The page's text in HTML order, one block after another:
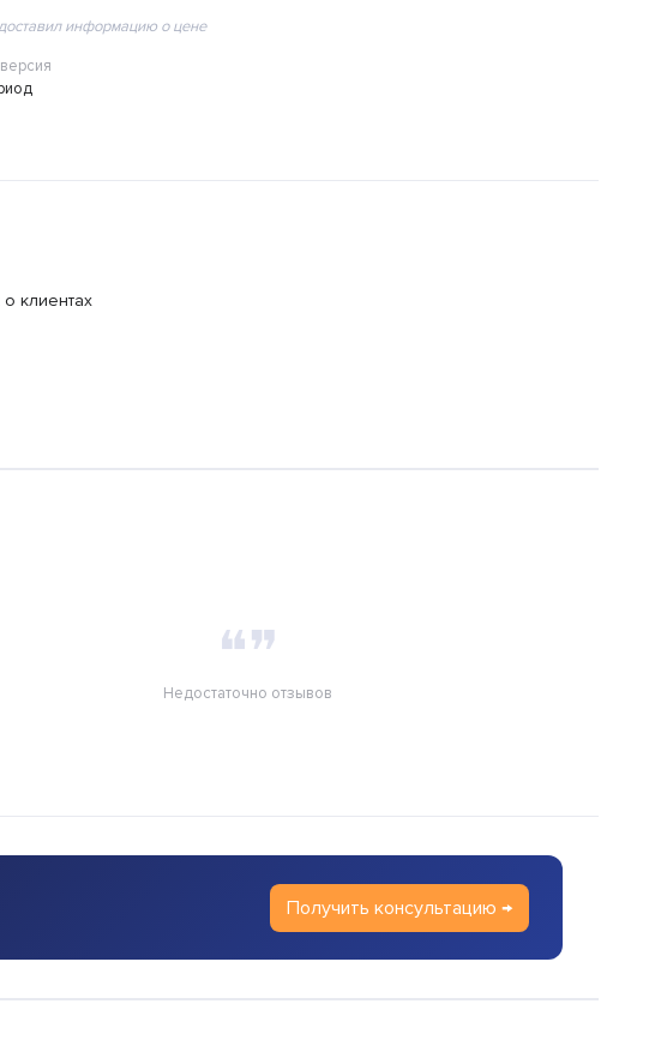
информацию о цене
клиентах
❝❞
Недостаточно отзывов
Получить консультацию →